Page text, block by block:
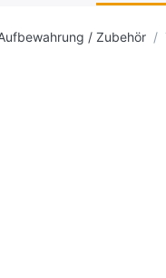
/ Zubehör